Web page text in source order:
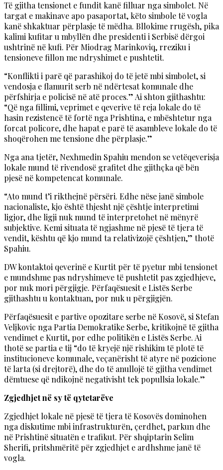
Të gjitha tensionet e fundit kanë filluar nga simbolet. Në
targat e makinave apo pasaportat, këto simbole të vogla
kanë shkaktuar përplasje të mëdha. Bllokime rrugësh, pika
kalimi kufitar u mbyllën dhe presidenti i Serbisë dërgoi
ushtrinë në kufi. Për Miodrag Marinkoviq, rreziku i
tensioneve fillon me ndryshimet e pushtetit.
“Konflikti i parë që parashikoj do të jetë mbi simbolet, si
vendosja e flamurit serb në ndërtesat komunale dhe
përfshirja e policisë në atë proces.” Ai shton gjithashtu:
“Që nga fillimi, veprimet e qeverive të reja lokale do të
hasin rezistencë të fortë nga Prishtina, e mbështetur nga
forcat policore, dhe hapat e parë të asambleve lokale do të
shoqërohen me tensione dhe përplasje.”
Nga ana tjetër, Nexhmedin Spahiu mendon se vetëqeverisja
lokale mund të rivendosë grafitet dhe gjithçka që bën
pjesë në kompetencat komunale.
“Ato mund t’i rikthejnë përsëri. Edhe nëse janë simbole
nacionaliste, kjo është thjesht një çështje interpretimi
ligjor, dhe ligji nuk mund të interpretohet në mënyrë
subjektive. Kemi situata të ngjashme në pjesë të tjera të
vendit, kështu që kjo mund ta relativizojë çështjen,” thotë
Spahiu.
DW kontaktoi qeverinë e Kurtit për të pyetur mbi tensionet
e mundshme pas ndryshimeve të pushtetit pas zgjedhjeve,
por nuk mori përgjigje. Përfaqësuesit e Listës Serbe
gjithashtu u kontaktuan, por nuk u përgjigjën.
Përfaqësuesit e partive opozitare serbe në Kosovë, si Stefan
Veljkovic nga Partia Demokratike Serbe, kritikojnë të gjitha
vendimet e Kurtit, por edhe politikën e Listës Serbe. Ai
thotë se partia e tij “do të kryejë një rishikim të plotë të
institucioneve komunale, veçanërisht të atyre në pozicione
të larta (si drejtorë), dhe do të anullojë të gjitha vendimet
dëmtuese që ndikojnë negativisht tek popullsia lokale.”
Zgjedhjet në sy të qytetarëve
Zgjedhjet lokale në pjesë të tjera të Kosovës dominohen
nga diskutime mbi infrastrukturën, çerdhet, parkun dhe
në Prishtinë situatën e trafikut. Për shqiptarin Selim
Sherifi, pritshmëritë për zgjedhjet e ardhshme janë të
vogla.